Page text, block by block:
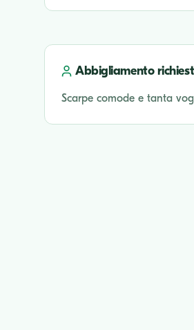
Abbigliamento
Scarpe comode e tanta